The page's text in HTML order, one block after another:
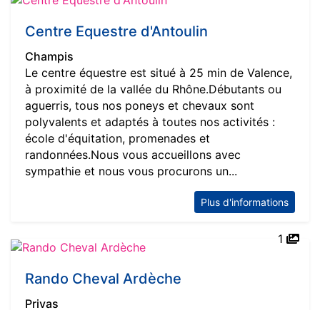
Centre Equestre d'Antoulin
Champis
Le centre équestre est situé à 25 min de Valence,
à proximité de la vallée du Rhône.Débutants ou
aguerris, tous nos poneys et chevaux sont
polyvalents et adaptés à toutes nos activités :
école d'équitation, promenades et
randonnées.Nous vous accueillons avec
sympathie et nous vous procurons un...
Plus d'informations
1
Rando Cheval Ardèche
Privas